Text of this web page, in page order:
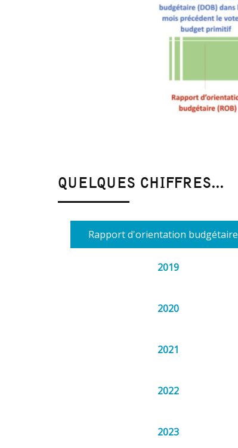
QUELQUES CHIFFRES...
Rapport d'orientation budgétaire
2019
2020
2021
2022
2023